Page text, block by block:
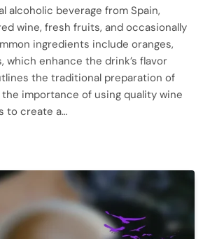
alcoholic beverage from Spain,
wine, fresh fruits, and occasionally
ingredients include oranges,
which enhance the drink’s flavor
the traditional preparation of
the importance of using quality wine
to create a…